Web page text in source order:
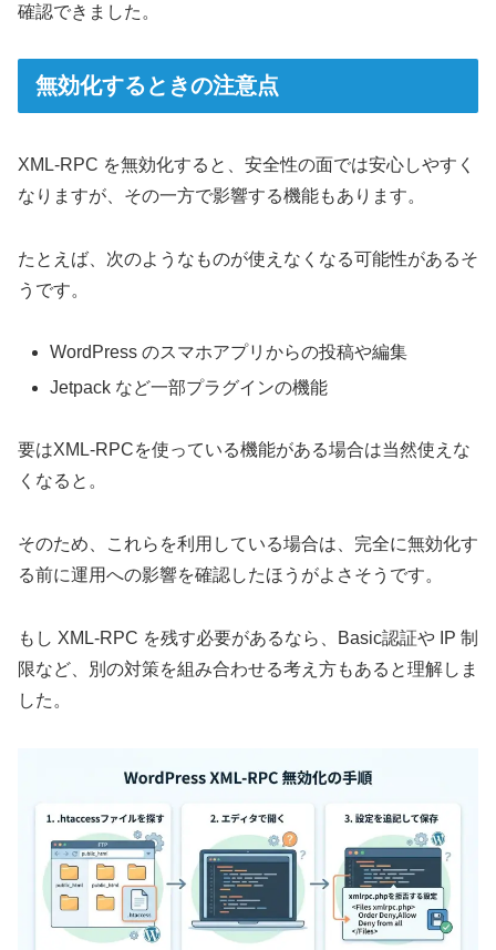
確認できました。
無効化するときの注意点
XML-RPC を無効化すると、安全性の面では安心しやすく
なりますが、その一方で影響する機能もあります。
たとえば、次のようなものが使えなくなる可能性があるそ
うです。
WordPress のスマホアプリからの投稿や編集
Jetpack など一部プラグインの機能
要はXML-RPCを使っている機能がある場合は当然使えな
くなると。
そのため、これらを利用している場合は、完全に無効化す
る前に運用への影響を確認したほうがよさそうです。
もし XML-RPC を残す必要があるなら、Basic認証や IP 制
限など、別の対策を組み合わせる考え方もあると理解しま
した。